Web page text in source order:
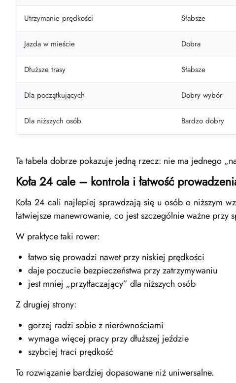
Utrzymanie prędkości Słabsze
Jazda w mieście Dobra
Dłuższe trasy Słabsze
Dla początkujących Dobry wybór
Dla niższych osób Bardzo dobry
Ta tabela dobrze pokazuje jedną rzecz: nie ma jednego
Koła 24 cale – kontrola i łatwość
Koła 24 cali najlepiej sprawdzają się u osób o niższym
łatwiejsze manewrowanie, co jest szczególnie ważne przy
W praktyce taki rower:
łatwo się prowadzi nawet przy niskiej prędkości
daje poczucie bezpieczeństwa przy zatrzymywaniu
jest mniej „przytłaczający” dla niższych osób
Z drugiej strony:
gorzej radzi sobie z nierównościami
wymaga więcej pracy przy dłuższej jeździe
szybciej traci prędkość
To rozwiązanie bardziej dopasowane niż uniwersalne.